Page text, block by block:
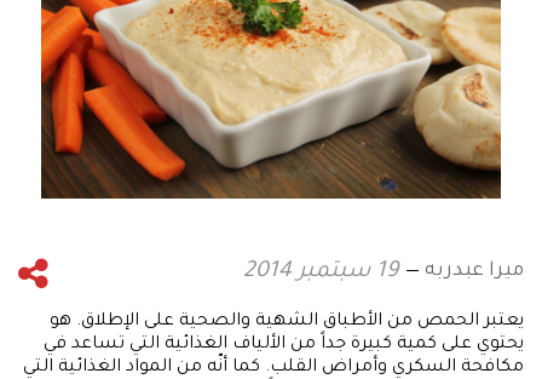
ميرا عبدربه 19 سبتمبر 2014
يعتبر الحمص من الأطباق الشهية والصحية على الإطلاق. هو
يحتوي على كمية كبيرة جداً من الألياف الغذائية التي تساعد في
مكافحة السكري وأمراض القلب. كما أنّه من المواد الغذائية التي